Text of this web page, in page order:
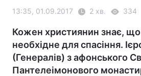
13:35, 01.09.2017 2 хв. 334
Кожен християнин знає,
необхідне для спасіння.
(Генералів) з афонського
Пантелеімонового